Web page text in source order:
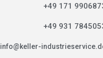
+49 171
+49 931
info@keller-